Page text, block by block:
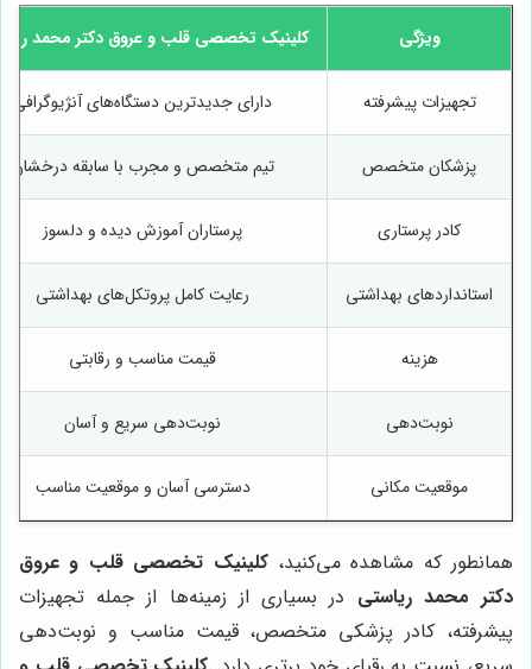
ویژگی کلینیک تخصصی قلب و عروق دکتر محمد
تجهیزات پیشرفته دارای جدیدترین دستگاه‌های آنژیوگرافی
پزشکان متخصص تیم متخصص و مجرب با سابقه درخشان
کادر پرستاری پرستاران آموزش دیده و دلسوز
استانداردهای بهداشتی رعایت کامل پروتکل‌های بهداشتی
هزینه قیمت مناسب و رقابتی
نوبت‌دهی نوبت‌دهی سریع و آسان
موقعیت مکانی دسترسی آسان و موقعیت مناسب
همانطور که مشاهده می‌کنید،کلینیک تخصصی قلب و عروق
دکتر محمد ریاستی در بسیاری از زمینه‌ها از جمله تجهیزات
پیشرفته، کادر پزشکی متخصص، قیمت مناسب و نوبت‌دهی